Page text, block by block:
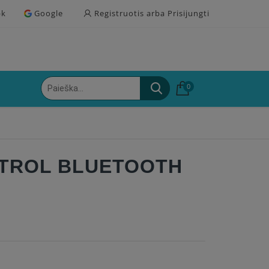
Google Registruotis arba Prisijungti
0
BLUETOOTH